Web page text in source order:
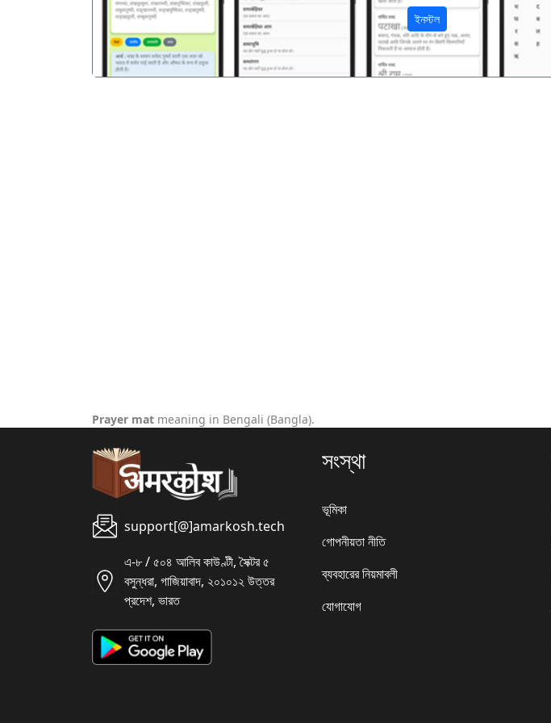
ইনস্টল
Prayer mat meaning in Bengali (Bangla).
support[@]amarkosh.tech
এ-৮ / ৫০৪ আলিব কাউণ্টী, সৈক্টর ৫
বসুন্ধরা, গাজিয়াবাদ, ২০১০১২ উত্তর
প্রদেশ, ভারত
সংস্থা
ভূমিকা
গোপনীয়তা নীতি
ব্যবহারের নিয়মাবলী
যোগাযোগ